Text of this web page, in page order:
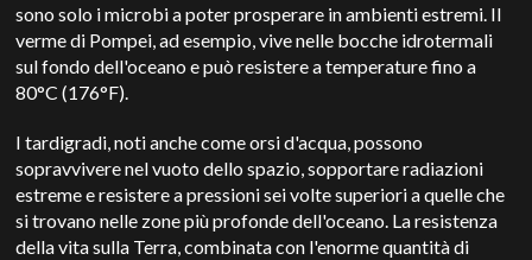
sono solo i microbi a poter prosperare in ambienti estremi. Il
verme di Pompei, ad esempio, vive nelle bocche idrotermali
sul fondo dell'oceano e può resistere a temperature fino a
80°C (176°F).
I tardigradi, noti anche come orsi d'acqua, possono
sopravvivere nel vuoto dello spazio, sopportare radiazioni
estreme e resistere a pressioni sei volte superiori a quelle che
si trovano nelle zone più profonde dell'oceano. La resistenza
della vita sulla Terra, combinata con l'enorme quantità di